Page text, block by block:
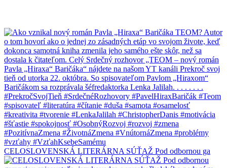
CELOSLOVENSKÁ LITERÁRNA SÚŤAŽ Pod odbornou ga